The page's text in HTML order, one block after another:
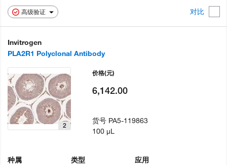
高级验证 对比
Invitrogen
PLA2R1 Polyclonal Antibody
2
种属
类型
应用
价格(元)
6,142.00
货号 PA5-119863
100 µL